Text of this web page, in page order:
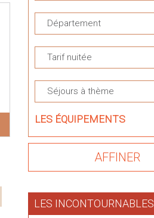
Département
Tarif nuitée
Séjours à thème
LES ÉQUIPEMENTS
LES INCONTOURNABLES